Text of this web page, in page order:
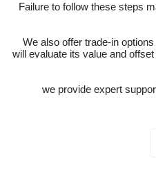
Failure to follow these steps
We also offer trade-in
will evaluate its value and
– we provide expert